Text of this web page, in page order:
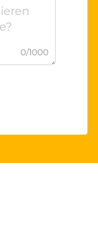
0/1000